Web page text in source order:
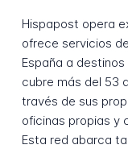
Hispapost opera
ofrece servicios
España a
cubre más del 53
través de sus
oficinas propias y
Esta red abarca